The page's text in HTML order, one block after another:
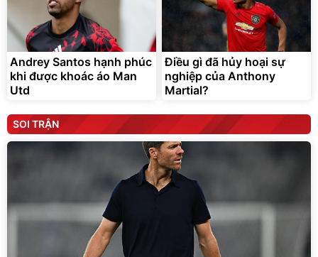
Andrey Santos hạnh phúc
khi được khoác áo Man
Utd
Điều gì đã hủy hoại sự
nghiệp của Anthony
Martial?
SOI TRẬN